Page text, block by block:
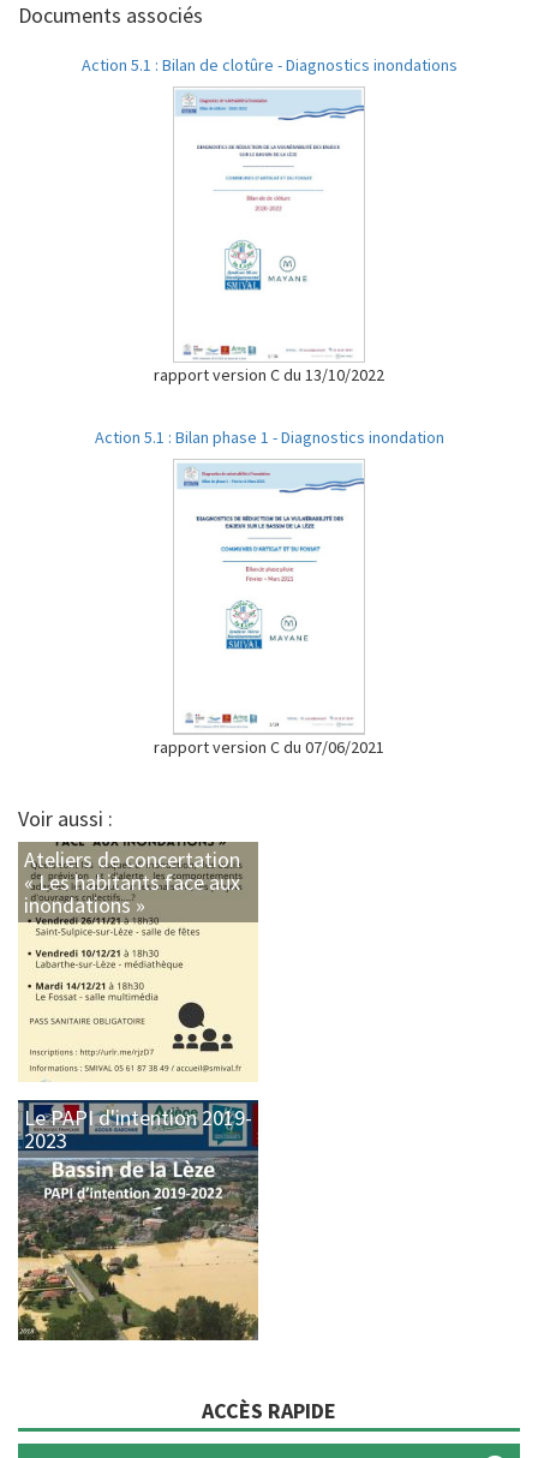
Documents associés
Action 5.1 : Bilan de clotûre - Diagnostics inondations
rapport version C du 13/10/2022
Action 5.1 : Bilan phase 1 - Diagnostics inondation
rapport version C du 07/06/2021
Voir aussi :
Ateliers de concertation
« Les habitants face aux
inondations »
Le PAPI d'intention 2019-
2023
ACCÈS RAPIDE